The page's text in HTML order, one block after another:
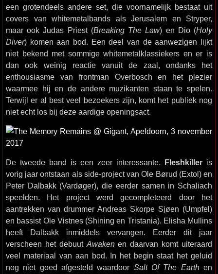
een grotendeels andere set, die voornamelijk bestaat uit
covers van whitemetalbands als Jerusalem en Stryper,
maar ook Judas Priest (Breaking The Law) en Dio (Holy
Diver) komen aan bod. Een deel van de aanwezigen lijkt
niet bekend met sommige whitemetalklassiekers en er is
dan ook weinig reactie vanuit de zaal, ondanks het
enthousiasme van frontman Overbosch en het plezier
waarmee hij en de andere muzikanten staan te spelen.
Terwijl er al best veel bezoekers zijn, komt het publiek nog
niet echt los bij deze aardige openingsact.
De tweede band is een zeer interessante. Fleshkiller is
vorig jaar ontstaan als side-project van Ole Børud (Extol) en
Peter Dalbakk (Vardøger), die eerder samen in Schaliach
speelden. Het project werd gecompleteerd door het
aantrekken van drummer Andreas Skorpe Sjøen (Umpfel)
en bassist Ole Vistnes (Shining en Tristania). Elisha Mullins
heeft Dalbakk inmiddels vervangen. Eerder dit jaar
verscheen het debuut Awakenen daarvan komt uiteraard
veel materiaal van aan bod. In het begin staat het geluid
nog niet goed afgesteld waardoor Salt Of The Earthen